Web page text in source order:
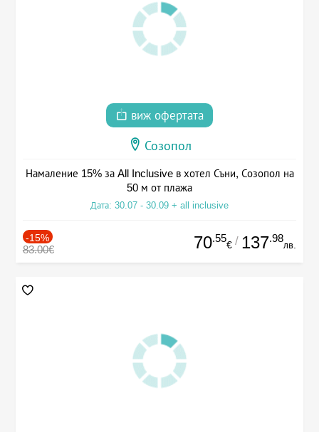
виж офертата
Созопол
Намаление 15% за All Inclusive в хотел Съни, Созопол на
50 м от плажа
Дата: 30.07 - 30.09 + all inclusive
-15%
83.00€ 70.55
€ / 137.98
лв.